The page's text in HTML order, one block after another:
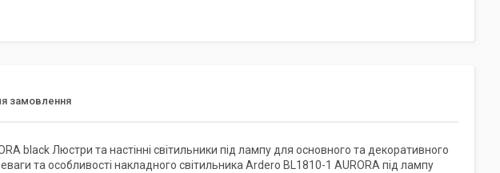
замовлення
black Люстри та настінні світильники під лампу для основного та декоративного
та особливості накладного світильника Ardero BL1810-1 AURORA під лампу